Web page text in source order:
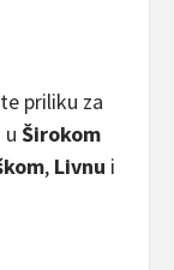
priliku za
Širokom
, Livnu i